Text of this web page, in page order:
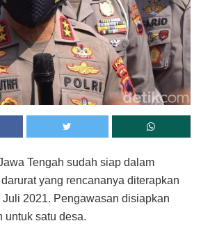
Tengah sudah siap dalam
yang rencananya diterapkan
2021. Pengawasan disiapkan
untuk satu desa.